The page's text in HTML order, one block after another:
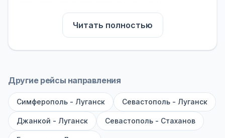
На нашем сайте вы можете найти
расписание автобусов Кацивели -
Краснодон, сравнить рейсы и выбрать
обратите внимание на микроавтобусы (8–18
большие автобусы (от 40 мест): у них лучше
подвеска и дорога ощущается меньше.
Читать полностью
Другие рейсы направления
Симферополь - Луганск Севастополь - Луганск
Джанкой - Луганск Севастополь - Стаханов